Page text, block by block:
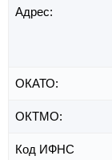
Адрес:
ОКАТО:
ОКТМО:
Код ИФНС